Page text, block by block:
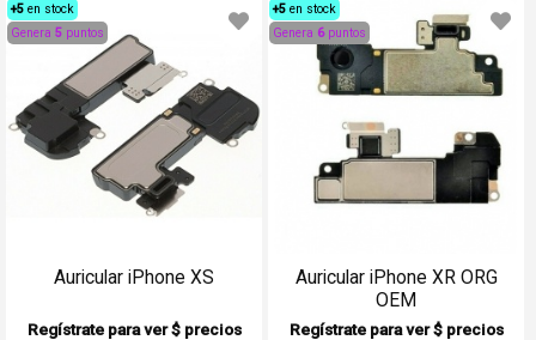
+5 en stock
Genera 5 puntos
Auricular iPhone XS
Regístrate para ver $ precios
+5 en stock
Genera 6puntos
Auricular iPhone XR ORG
OEM
Regístrate para ver $ precios